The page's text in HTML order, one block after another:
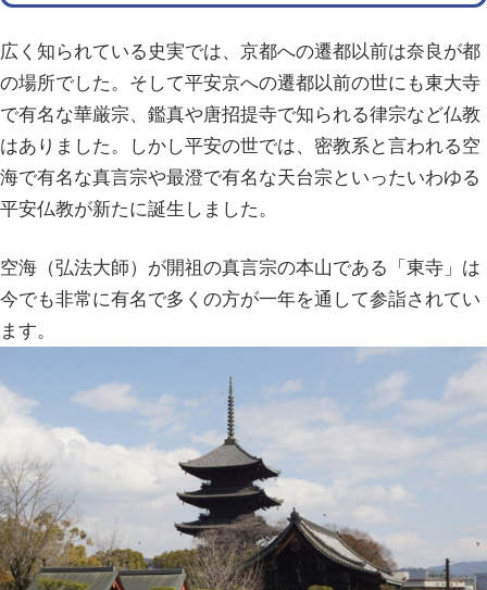
広く知られている史実では、京都への遷都以前は奈良が都
の場所でした。そして平安京への遷都以前の世にも東大寺
で有名な華厳宗、鑑真や唐招提寺で知られる律宗など仏教
はありました。しかし平安の世では、密教系と言われる空
海で有名な真言宗や最澄で有名な天台宗といったいわゆる
平安仏教が新たに誕生しました。
空海（弘法大師）が開祖の真言宗の本山である「東寺」は
今でも非常に有名で多くの方が一年を通して参詣されてい
ます。